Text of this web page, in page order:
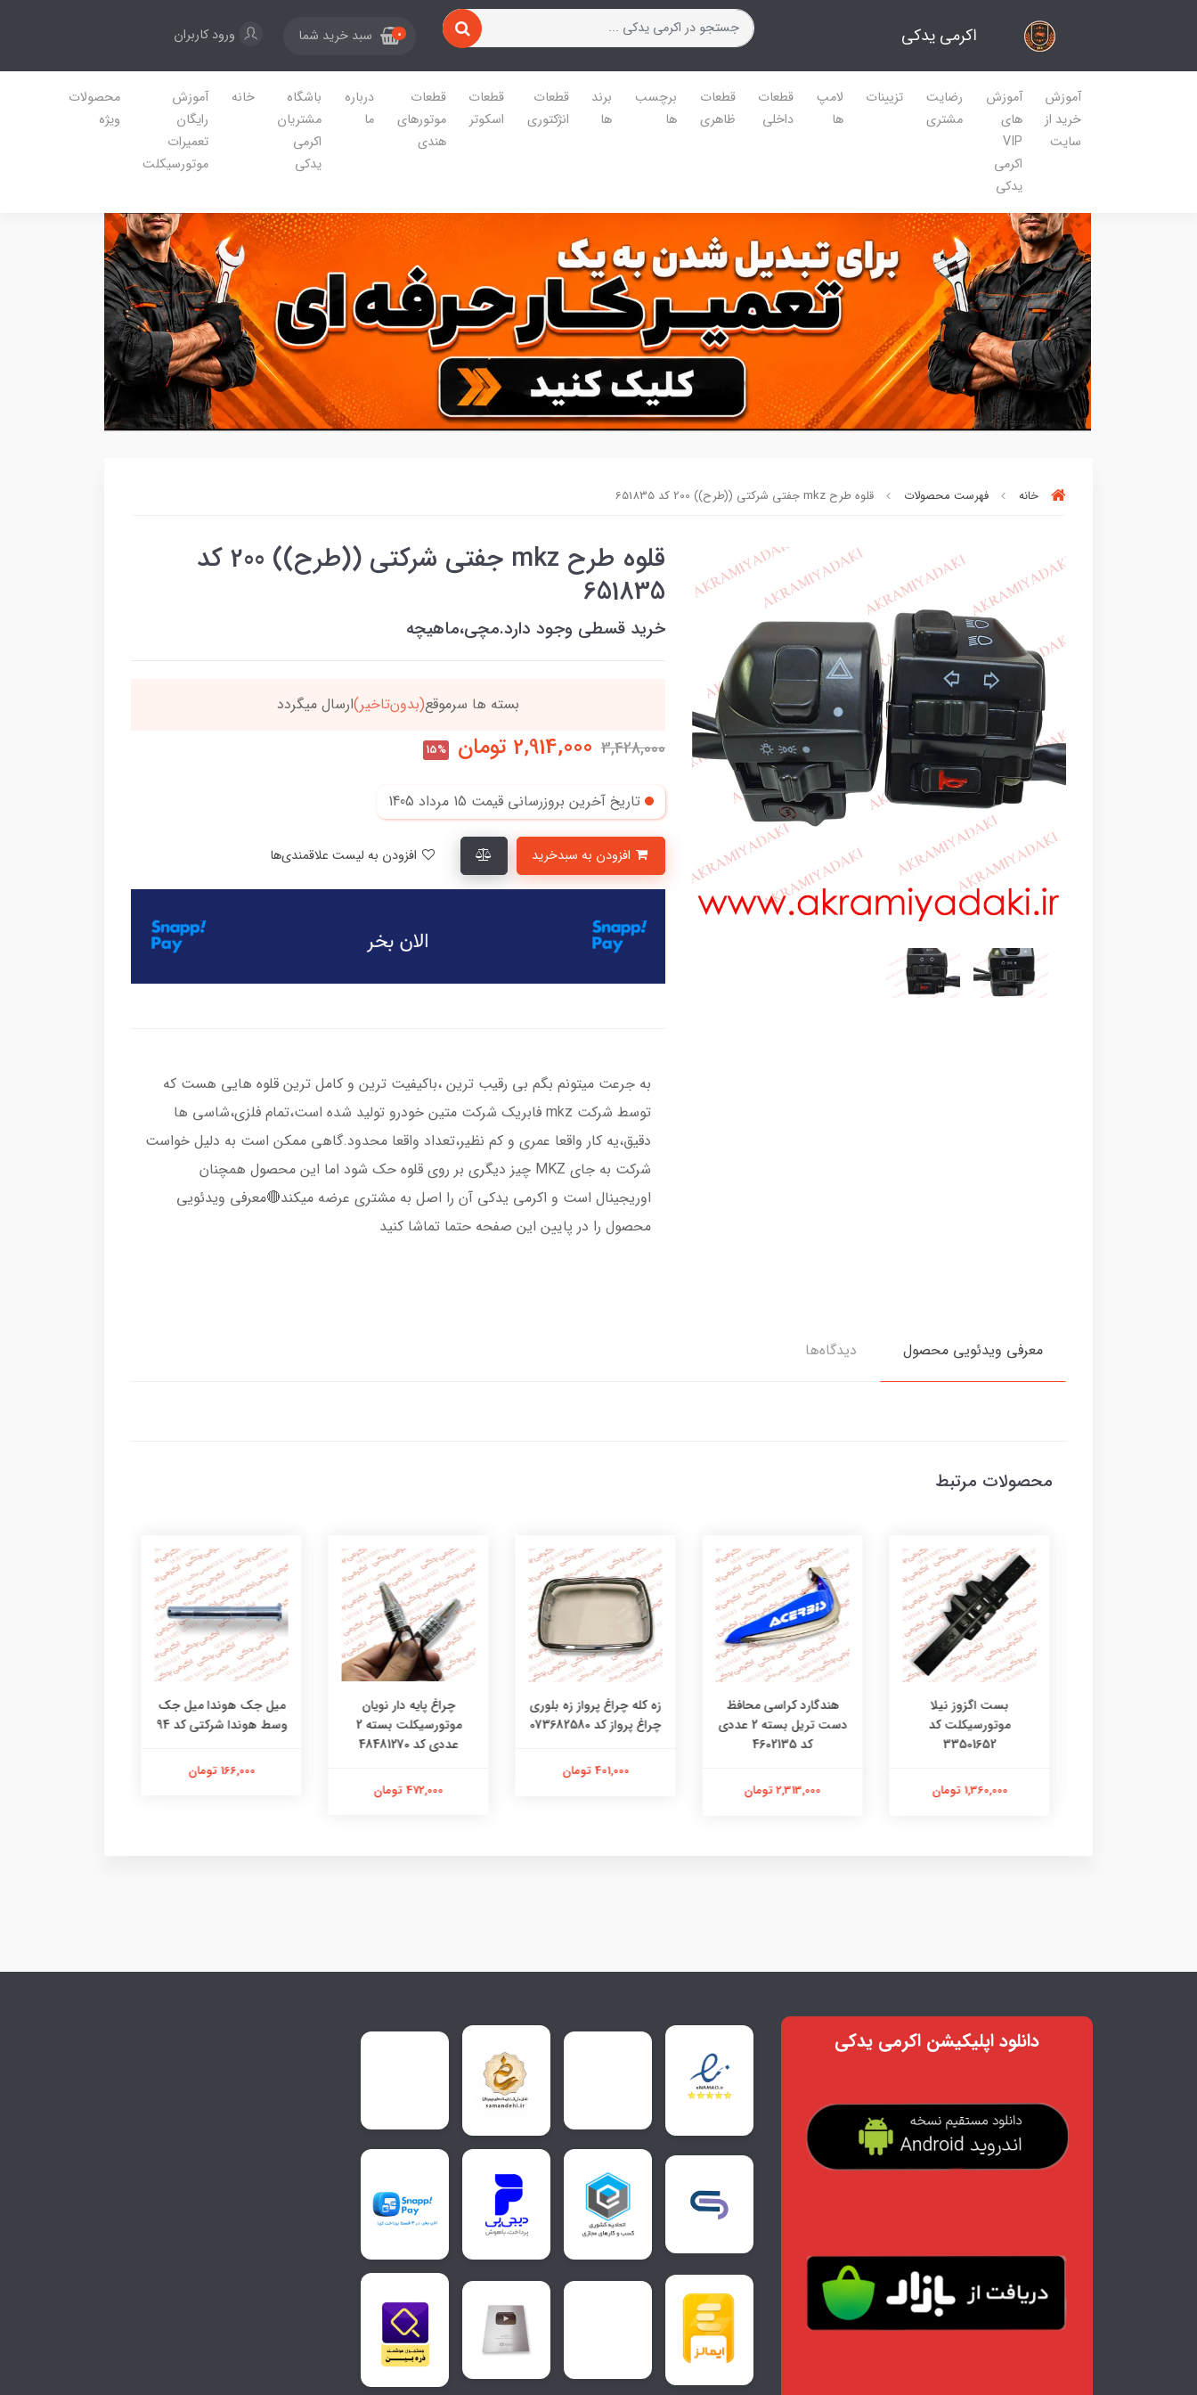
اکرمی یدکی 0 سبد خرید شما ورود کاربران
آموزش
خرید از
سایت
آموزش
های
VIP
اکرمی
یدکی
رضایت
مشتری
تزیینات
لامپ
ها
قطعات
داخلی
قطعات
ظاهری
برچسب
ها
برند
ها
قطعات
انژکتوری
قطعات
اسکوتر
قطعات
موتورهای
هندی
درباره
ما
باشگاه
مشتریان
اکرمی
یدکی
خانه
آموزش
رایگان
تعمیرات
موتورسیکلت
محصولات
ویژه
خانه فهرست محصولات قلوه طرح mkz جفتی شرکتی ((طرح)) 200 کد 651835
قلوه طرح mkz جفتی شرکتی ((طرح)) 200 کد
651835
خرید قسطی وجود دارد.مچی،ماهیچه
90٪ خریداران ،از این محصول راضی بودن بسته ها سرموقع(بدون‌تاخیر)ارسال میگردد
3,428,000
2,914,000 تومان 15%
تاریخ آخرین بروزرسانی قیمت 15 مرداد 1405
​​​​به جرعت میتونم بگم بی رقیب ترین ،باکیفیت ترین و کامل ترین قلوه هایی هست که
توسط شرکت mkz فابریک شرکت متین خودرو تولید شده است،تمام فلزی،شاسی ها
دقیق،یه کار واقعا عمری و کم نظیر،تعداد واقعا محدود.گاهی ممکن است به دلیل خواست
شرکت به جای MKZ چیز دیگری بر روی قلوه حک شود اما این محصول همچنان
اوریجینال است و اکرمی یدکی آن را اصل به مشتری عرضه میکند🔴معرفی ویدئویی
محصول را در پایین این صفحه حتما تماشا کنید
معرفی ویدئویی محصول دیدگاه‌ها
محصولات مرتبط
بست اگزوز نیلا
موتورسیکلت کد
33501652
1,360,000 تومان
هندگارد کراسی محافظ
دست تریل بسته 2 عددی
کد 4602135
2,313,000 تومان
زه کله چراغ پرواز زه بلوری
چراغ پرواز کد 073682580
401,000 تومان
چراغ پایه دار نویان
موتورسیکلت بسته 2
عددی کد 48481270
472,000 تومان
میل جک هوندا میل جک
وسط هوندا شرکتی کد 94
166,000 تومان
دانلود اپلیکیشن اکرمی یدکی